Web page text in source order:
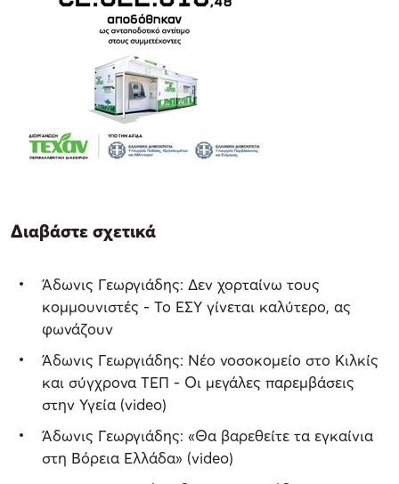
Διαβάστε σχετικά
Άδωνις Γεωργιάδης: Δεν χορταίνω τους
κομμουνιστές - Το ΕΣΥ γίνεται καλύτερο, ας
φωνάζουν
Άδωνις Γεωργιάδης: Νέο νοσοκομείο στο Κιλκίς
και σύγχρονα ΤΕΠ - Οι μεγάλες παρεμβάσεις
στην Υγεία (video)
Άδωνις Γεωργιάδης: «Θα βαρεθείτε τα εγκαίνια
στη Βόρεια Ελλάδα» (video)